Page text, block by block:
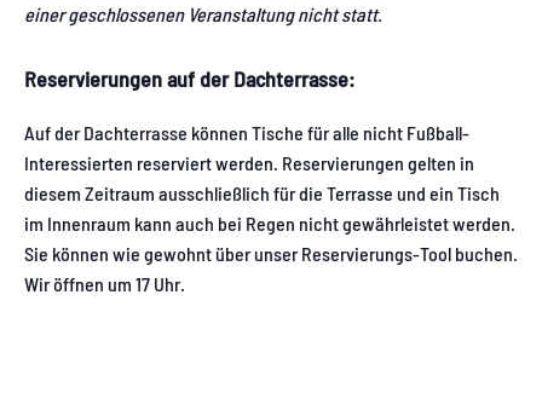
einer geschlossenen Veranstaltung nicht statt.
Reservierungen auf der Dachterrasse:
Auf der Dachterrasse können Tische für alle nicht Fußball-
Interessierten reserviert werden. Reservierungen gelten in
diesem Zeitraum ausschließlich für die Terrasse und ein Tisch
im Innenraum kann auch bei Regen nicht gewährleistet werden.
Sie können wie gewohnt über unser Reservierungs-Tool buchen.
Wir öffnen um 17 Uhr.